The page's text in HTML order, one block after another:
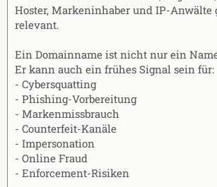
Hoster, Markeninhaber und IP-Anwälte
relevant.
Ein Domainname ist nicht nur ein
Er kann auch ein frühes Signal sein für:
- Cybersquatting
- Phishing-Vorbereitung
- Markenmissbrauch
- Counterfeit-Kanäle
- Impersonation
- Online Fraud
- Enforcement-Risiken